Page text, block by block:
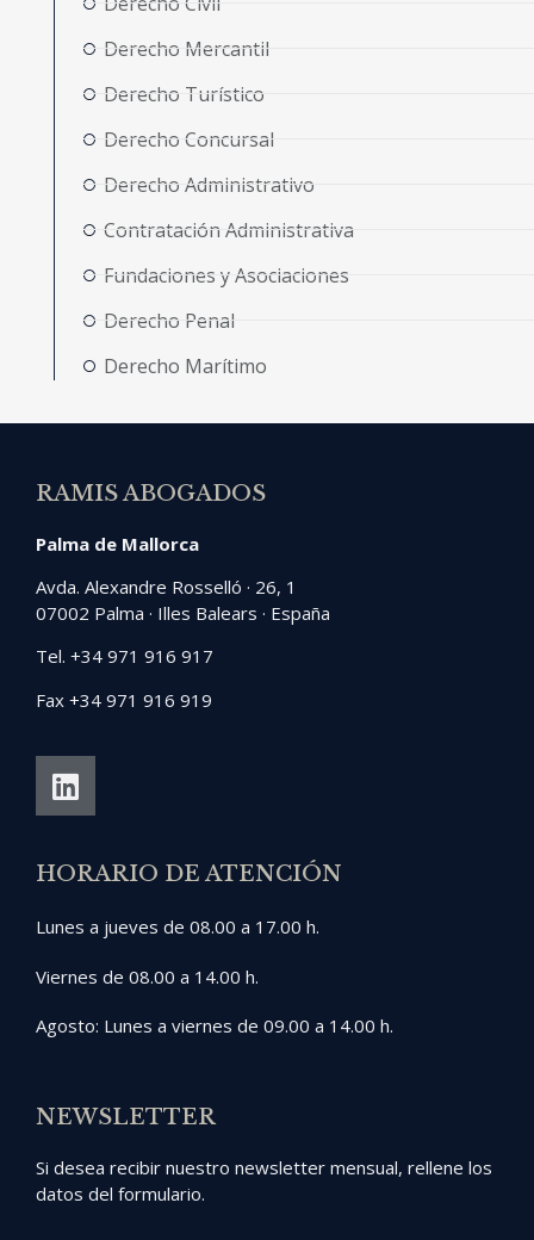
Derecho Mercantil
Derecho Turístico
Derecho Concursal
Derecho Administrativo
Contratación Administrativa
Fundaciones y Asociaciones
Derecho Penal
Derecho Marítimo
RAMIS ABOGADOS
Palma de Mallorca
Avda. Alexandre Rosselló · 26, 1
07002 Palma · Illes Balears · España
Tel. +34 971 916 917
Fax +34 971 916 919
HORARIO DE ATENCIÓN
Lunes a jueves de 08.00 a 17.00 h.
Viernes de 08.00 a 14.00 h.
Agosto: Lunes a viernes de 09.00 a 14.00 h.
NEWSLETTER
Si desea recibir nuestro newsletter mensual, rellene los
datos del formulario.